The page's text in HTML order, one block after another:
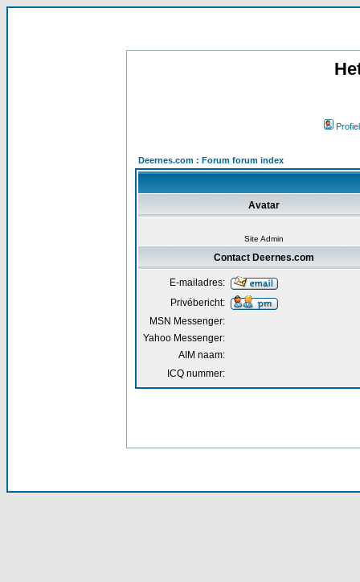
Profiel
Deernes.com : Forum forum index
Avatar
Site Admin
Contact Deernes.com
E-mailadres:
Privébericht:
MSN Messenger:
Yahoo Messenger:
AIM naam:
ICQ nummer: